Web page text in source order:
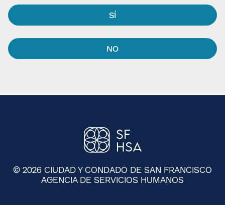
SÍ​​
NO​​
© 2026 CIUDAD Y CONDADO DE SAN FRANCISCO
AGENCIA DE SERVICIOS HUMANOS